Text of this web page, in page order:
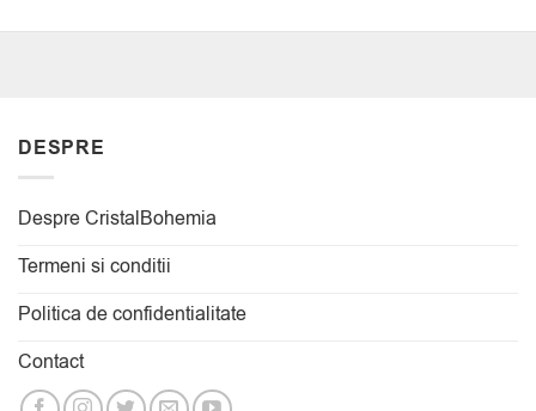
DESPRE
Despre CristalBohemia
Termeni si conditii
Politica de confidentialitate
Contact